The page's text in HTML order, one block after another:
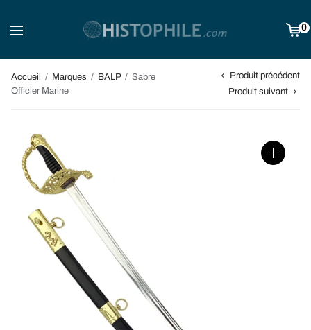
0
Accueil / Marques / BALP / Sabre
Officier Marine
Produit précédent
Produit suivant